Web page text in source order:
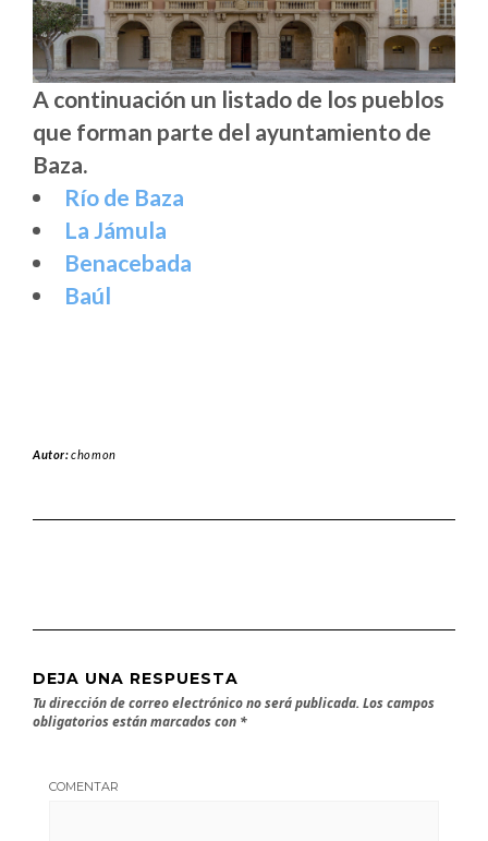
A continuación un listado de los pueblos
que forman parte del ayuntamiento de
Baza.
Río de Baza
La Jámula
Benacebada
Baúl
Autor:chomon
DEJA UNA RESPUESTA
Tu dirección de correo electrónico no será publicada. Los campos
obligatorios están marcados con *
COMENTAR